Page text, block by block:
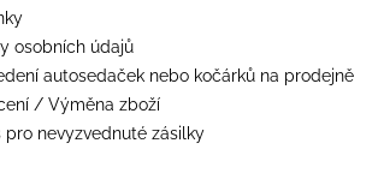
osobních údajů
autosedaček nebo kočárků na prodejně
/ Výměna zboží
nevyzvednuté zásilky